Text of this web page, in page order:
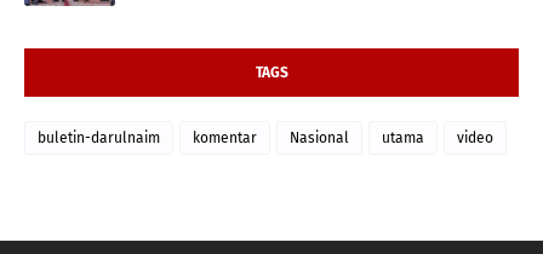
TAGS
buletin-darulnaim komentar Nasional utama video